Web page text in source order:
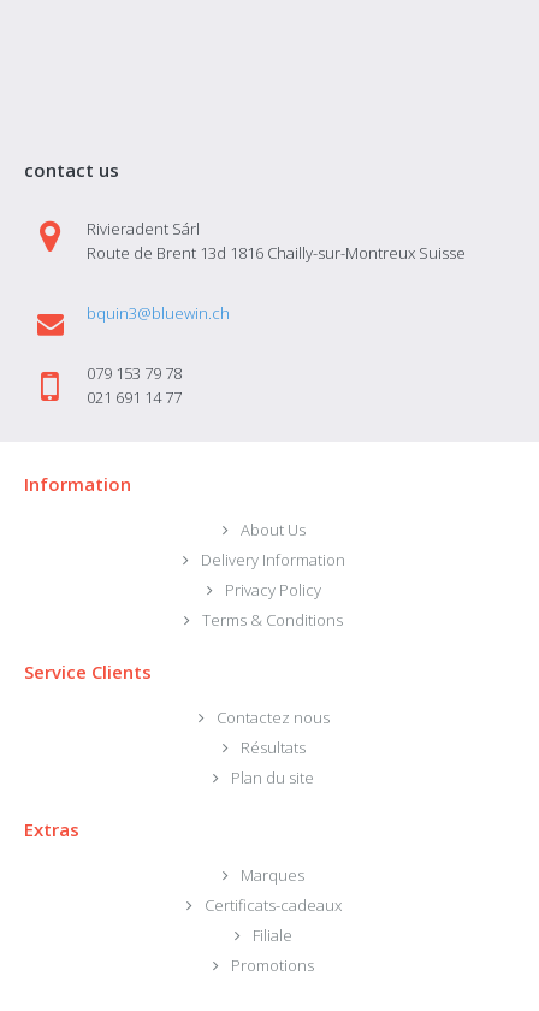
contact us
Rivieradent Sárl
Route de Brent 13d 1816 Chailly-sur-Montreux Suisse
bquin3@bluewin.ch
079 153 79 78
021 691 14 77
Information
About Us
Delivery Information
Privacy Policy
Terms & Conditions
Service Clients
Contactez nous
Résultats
Plan du site
Extras
Marques
Certificats-cadeaux
Filiale
Promotions